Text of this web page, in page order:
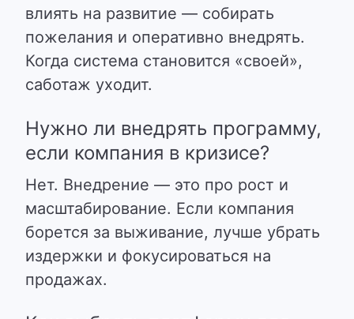
влиять на развитие — собирать
пожелания и оперативно внедрять.
Когда система становится «своей»,
саботаж уходит.
Нужно ли внедрять программу,
если компания в кризисе?
Нет. Внедрение — это про рост и
масштабирование. Если компания
борется за выживание, лучше убрать
издержки и фокусироваться на
продажах.